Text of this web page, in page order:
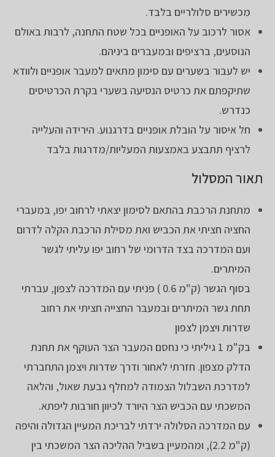
מכשירים סלולריים בלבד.
אסור לרכוב על האופניים בכל שטח התחנה, לרבות באולם
הנוסעים, ברציפים ובמעברים ביניהם.
יש לעבור בשערים עם סימון מתאים למעבר אופניים ולוודא
שתיקפתם את כרטיס הנסיעה בשערי בקרת הכרטיסים
כנדרש.
חל איסור על הובלת אופניים בדרגנוע. הירידה והעלייה
לרציף תתבצע באמצעות המעליות/מדרגות בלבד
תאור המסלול
מתחנת הרכבת בהתאם לסימון יצאתי לרחוב יפו, במעברי
החציה חציתי את הכביש ואת מסילת הרכבת הקלה לדרום
ועם המדרכה בצד הדרומי של רחוב יפו עליתי לגשר
המיתרים.
בסוף הגשר (ק"מ 0.6 ) פניתי עם המדרכה לצפון, עברתי
תחת גשר המיתרים ובמעבר החצייה חציתי את רחוב
שדרות ויצמן לצפון
בק"מ 1 גיליתי כי נחסם המעבר הצר העוקף את תחנת
הדלק מצפון. חזרתי לאחור ודרך שדרות ויצמן התחברתי
למדרכת השבלול הצמודה למחלף גבעת שאול, והלאה
המשכתי עם הכביש הצר היורד לכיוון חורבות ליפתא.
עם המדרכה הסלולה ירדתי לבריכת המעיין הגדולה והיפה
(ק"מ 2.2), ומהמעיין בשביל ההליכה הצר המשכתי בין